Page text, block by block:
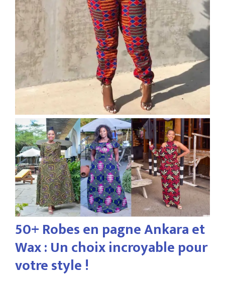
50+ Robes en pagne Ankara et
Wax : Un choix incroyable pour
votre style !